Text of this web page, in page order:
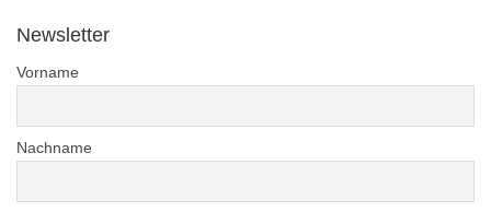
Newsletter
Vorname
Nachname